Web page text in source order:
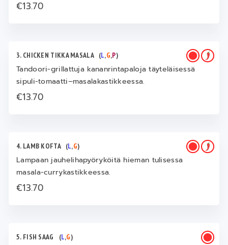
€13.70
3. CHICKEN TIKKA MASALA (L,G,P)
Tandoori-grillattuja kananrintapaloja täyteläisessä
sipuli-tomaatti–masalakastikkeessa.
€13.70
4. LAMB KOFTA (L,G)
Lampaan jauhelihapyöryköitä hieman tulisessa
masala-currykastikkeessa.
€13.70
5. FISH SAAG (L,G)